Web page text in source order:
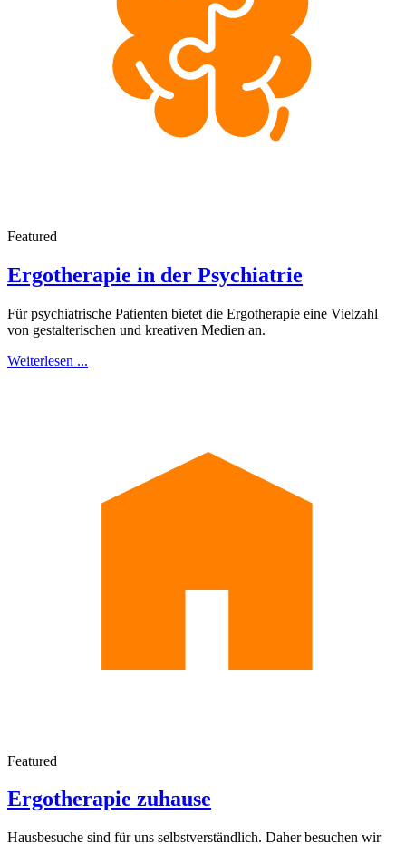
Featured
Ergotherapie in der Psychiatrie
Für psychiatrische Patienten bietet die Ergotherapie eine Vielzahl
von gestalterischen und kreativen Medien an.
Weiterlesen ...
Featured
Ergotherapie zuhause
Hausbesuche sind für uns selbstverständlich. Daher besuchen wir